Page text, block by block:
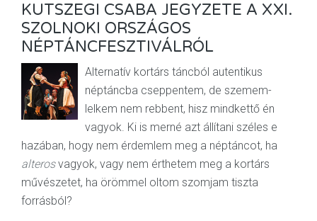
KUTSZEGI CSABA JEGYZETE A XXI.
SZOLNOKI ORSZÁGOS
NÉPTÁNCFESZTIVÁLRÓL
Alternatív kortárs táncból autentikus
néptáncba cseppentem, de szemem-
lelkem nem rebbent, hisz mindkettő én
vagyok. Ki is merné azt állítani széles e
hazában, hogy nem érdemlem meg a néptáncot, ha
alterosvagyok, vagy nem érthetem meg a kortárs
művészetet, ha örömmel oltom szomjam tiszta
forrásból?